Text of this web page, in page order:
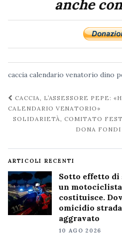
anche
caccia calendario venatorio dino
Navigazione
post
CACCIA, L’ASSESSORE PEPE:
CALENDARIO VENATORIO»
SOLIDARIETÀ, COMITATO
DONA
ARTICOLI RECENTI
Sotto effetto
un
costituisce.
omicidio
aggravato
10 AGO 2026